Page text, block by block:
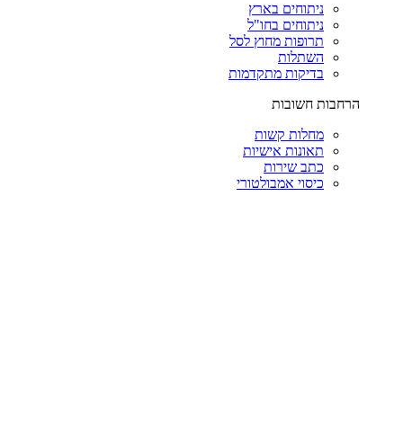
ניתוחים בארץ
ניתוחים בחו"ל
תרופות מחוץ לסל
השתלות
בדיקות מתקדמות
הרחבות חשובות
מחלות קשות
תאונות אישיות
כתב שירות
כיסוי אמבולטורי